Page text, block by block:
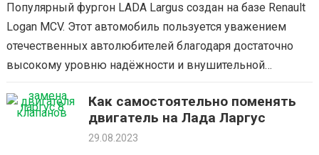
Популярный фургон LADA Largus создан на базе Renault
Logan MCV. Этот автомобиль пользуется уважением
отечественных автолюбителей благодаря достаточно
высокому уровню надёжности и внушительной
том, какие двигатели…Как самостоятельно поменять
двигатель на Лада Ларгус
29.08.2023